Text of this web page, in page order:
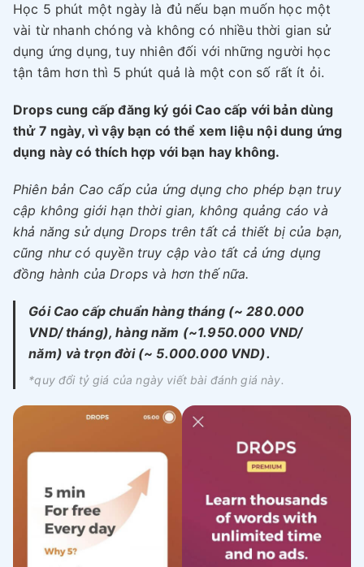
Học 5 phút một ngày là đủ nếu bạn muốn học một
vài từ nhanh chóng và không có nhiều thời gian sử
dụng ứng dụng, tuy nhiên đối với những người học
tận tâm hơn thì 5 phút quả là một con số rất ít ỏi.
Drops cung cấp đăng ký gói Cao cấp với bản dùng
thử 7 ngày, vì vậy bạn có thể xem liệu nội dung ứng
dụng này có thích hợp với bạn hay không.
Phiên bản Cao cấp của ứng dụng cho phép bạn truy
cập không giới hạn thời gian, không quảng cáo và
khả năng sử dụng Drops trên tất cả thiết bị của bạn,
cũng như có quyền truy cập vào tất cả ứng dụng
đồng hành của Drops và hơn thế nữa.
Gói Cao cấp chuẩn hàng tháng (~ 280.000
VND/ tháng), hàng năm (~1.950.000 VND/
năm) và trọn đời (~ 5.000.000 VND).
*quy đổi tỷ giá của ngày viết bài đánh giá này.